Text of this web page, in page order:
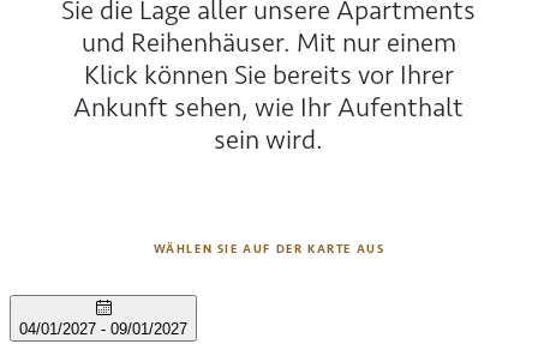
Sie die Lage aller unsere Apartments
und Reihenhäuser. Mit nur einem
Klick können Sie bereits vor Ihrer
Ankunft sehen, wie Ihr Aufenthalt
sein wird.
WÄHLEN SIE AUF DER KARTE AUS